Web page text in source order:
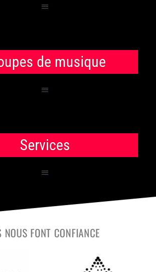
de musique
Services
NOUS FONT CONFIANCE